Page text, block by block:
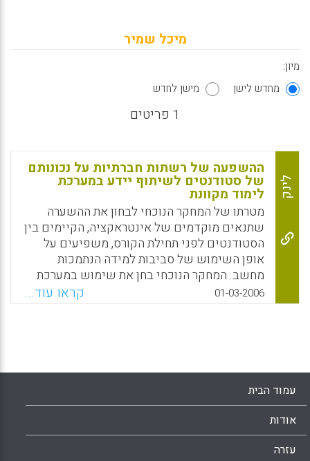
מיכל שמיר
מיון:
מחדש לישן
מישן לחדש
1 פריטים
לינק
ההשפעה של רשתות חברתיות על נכונותם
של סטודנטים לשיתוף יידע במערכת
לימוד מקוונת
מטרתו של המחקר הנוכחי לבחון את ההשערה
שתנאים מוקדמים של אינטראקציה, הקיימים בין
הסטודנטים לפני תחילת הקורס, משפיעים על
אופן השימוש של סביבות למידה הנתמכות
מחשב. המחקר הנוכחי בחן את שימוש במערכת
קושייה במדגם של 412 סטודנטים הלומדים
בשלושה קורסים שונים במכללה אקדמית עמק
המועבר ואיכותו, כך שככל הקשרים חזקים יותר
נכונותו של הפרט לשתף בידע סטודנטים אחרים
יהיה גבוהה יותר. במחקר נמצא שסטודנטים
הלמידה ובכמות הזמן ששהו בה. כמו כן, נמצא
01-03-2006 קראו עוד...
עמוד הבית
אודות
עזרה